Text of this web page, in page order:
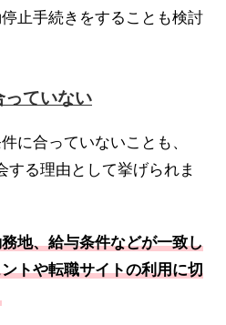
止手続きをすることも検討
っていない
に合っていないことも、
る理由として挙げられま
地、給与条件などが一致し
トや転職サイトの利用に切